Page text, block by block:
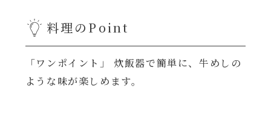
ハロウィン
運動会
ハコネーゼ クリーミーボロネーゼ
料理のPoint
「ワンポイント」 炊飯器で簡単に、牛めしの
ような味が楽しめます。